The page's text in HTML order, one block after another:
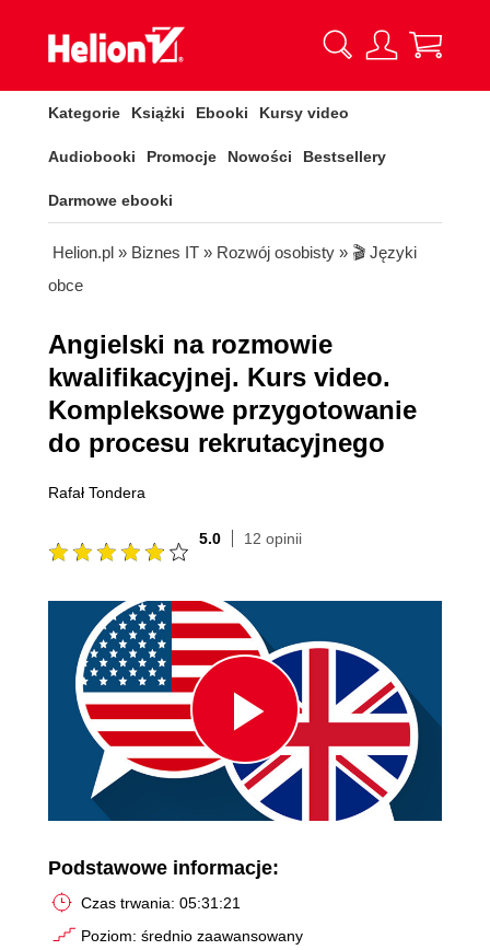
Kategorie Książki Ebooki Kursy video
Audiobooki Promocje Nowości Bestsellery
Darmowe ebooki
Helion.pl » Biznes IT » Rozwój osobisty » 🎬 Języki
obce
Angielski na rozmowie
kwalifikacyjnej. Kurs video.
Kompleksowe przygotowanie
do procesu rekrutacyjnego
Rafał Tondera
5.0 12 opinii
Play
Video
Podstawowe informacje:
Czas trwania: 05:31:21
Poziom: średnio zaawansowany